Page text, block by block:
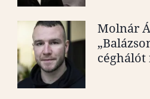
Molnár
céghálót